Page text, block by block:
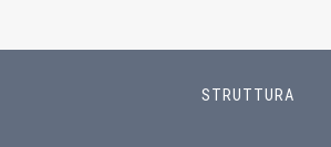
STRUTTURA